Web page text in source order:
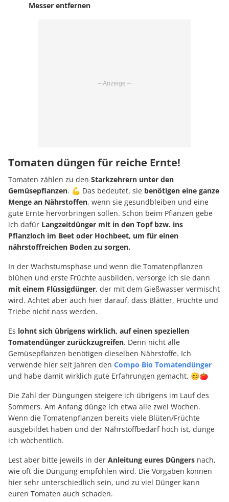
Messer entfernen
Tomaten düngen für reiche Ernte!
Tomaten zählen zu den Starkzehrern unter den
Gemüsepflanzen. 💪 Das bedeutet, sie benötigen eine ganze
Menge an Nährstoffen, wenn sie gesundbleiben und eine
gute Ernte hervorbringen sollen. Schon beim Pflanzen gebe
ich dafür Langzeitdünger mit in den Topf bzw. ins
Pflanzloch im Beet oder Hochbeet, um für einen
nährstoffreichen Boden zu sorgen.
In der Wachstumsphase und wenn die Tomatenpflanzen
blühen und erste Früchte ausbilden, versorge ich sie dann
mit einem Flüssigdünger, der mit dem Gießwasser vermischt
wird. Achtet aber auch hier darauf, dass Blätter, Früchte und
Triebe nicht nass werden.
Es lohnt sich übrigens wirklich, auf einen speziellen
Tomatendünger zurückzugreifen. Denn nicht alle
Gemüsepflanzen benötigen dieselben Nährstoffe. Ich
verwende hier seit Jahren den Compo Bio Tomatendünger
und habe damit wirklich gute Erfahrungen gemacht. 😊🍅
Die Zahl der Düngungen steigere ich übrigens im Lauf des
Sommers. Am Anfang dünge ich etwa alle zwei Wochen.
Wenn die Tomatenpflanzen bereits viele Blüten/Früchte
ausgebildet haben und der Nährstoffbedarf hoch ist, dünge
ich wöchentlich.
Lest aber bitte jeweils in der Anleitung eures Düngers nach,
wie oft die Düngung empfohlen wird. Die Vorgaben können
hier sehr unterschiedlich sein, und zu viel Dünger kann
euren Tomaten auch schaden.